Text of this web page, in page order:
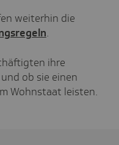
weiterhin die
.
ihre
ob sie einen
Wohnstaat leisten.